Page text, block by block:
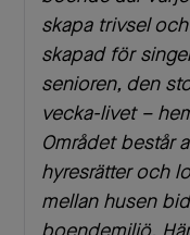
skapa trivsel
skapad för
senioren, den
vecka-livet –
Området består
hyresrätter och
mellan husen